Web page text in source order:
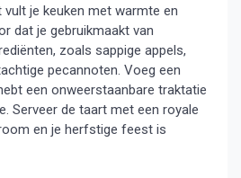
je keuken met warmte en
dat je gebruikmaakt van
zoals sappige appels,
pecannoten. Voeg een
een onweerstaanbare traktatie
Serveer de taart met een royale
en je herfstige feest is